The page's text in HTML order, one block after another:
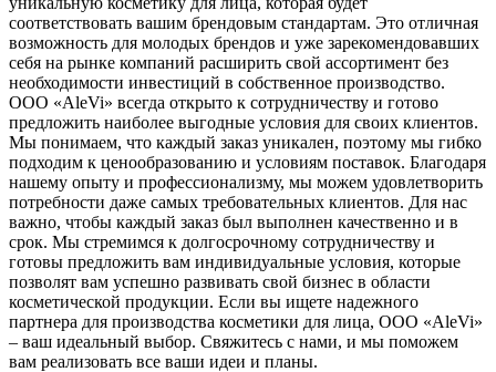
соответствовать вашим брендовым стандартам. Это отличная
возможность для молодых брендов и уже зарекомендовавших
себя на рынке компаний расширить свой ассортимент без
необходимости инвестиций в собственное производство.
ООО «AleVi» всегда открыто к сотрудничеству и готово
предложить наиболее выгодные условия для своих клиентов.
Мы понимаем, что каждый заказ уникален, поэтому мы гибко
подходим к ценообразованию и условиям поставок. Благодаря
нашему опыту и профессионализму, мы можем удовлетворить
потребности даже самых требовательных клиентов. Для нас
важно, чтобы каждый заказ был выполнен качественно и в
срок. Мы стремимся к долгосрочному сотрудничеству и
готовы предложить вам индивидуальные условия, которые
позволят вам успешно развивать свой бизнес в области
косметической продукции. Если вы ищете надежного
партнера для производства косметики для лица, ООО «AleVi»
– ваш идеальный выбор. Свяжитесь с нами, и мы поможем
вам реализовать все ваши идеи и планы.